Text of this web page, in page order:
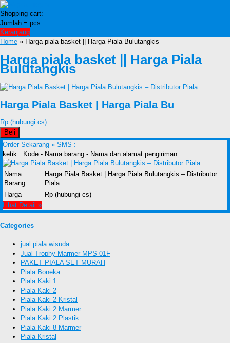
Shopping cart:
Jumlah = pcs
Keranjang
Home » Harga piala basket || Harga Piala Bulutangkis
Harga piala basket || Harga Piala
Bulutangkis
Harga Piala Basket | Harga Piala Bu
Rp (hubungi cs)
Beli
Order Sekarang » SMS :
ketik : Kode - Nama barang - Nama dan alamat pengiriman
Nama
Barang
Harga Piala Basket | Harga Piala Bulutangkis – Distributor
Piala
Harga
Rp (hubungi cs)
Lihat Detail »
Categories
jual piala wisuda
Jual Trophy Marmer MPS-01F
PAKET PIALA SET MURAH
Piala Boneka
Piala Kaki 1
Piala Kaki 2
Piala Kaki 2 Kristal
Piala Kaki 2 Marmer
Piala Kaki 2 Plastik
Piala Kaki 8 Marmer
Piala Kristal